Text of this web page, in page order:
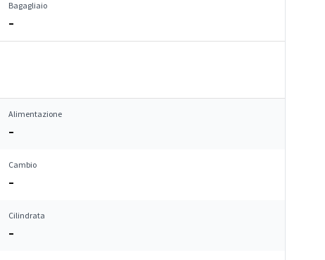
Bagagliaio
–
Alimentazione
–
Cambio
–
Cilindrata
–